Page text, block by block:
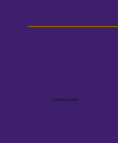
לינקים שימושיים